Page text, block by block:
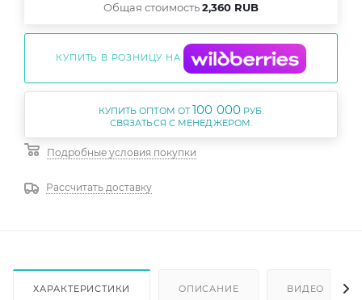
Общая стоимость2,360 RUB
КУПИТЬ В РОЗНИЦУ НА
КУПИТЬ ОПТОМ ОТ100 000РУБ.
Подробные условия покупки
Рассчитать доставку
ХАРАКТЕРИСТИКИ ОПИСАНИЕ ВИДЕО